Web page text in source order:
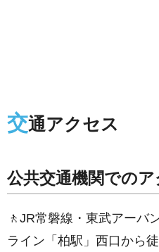
交通アクセス
公共交通機関でのア
🚶JR常磐線・東武アーバ
ライン「柏駅」西口から